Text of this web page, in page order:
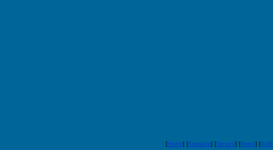
[Home] [Kontakte] [Service] [News] [AGB